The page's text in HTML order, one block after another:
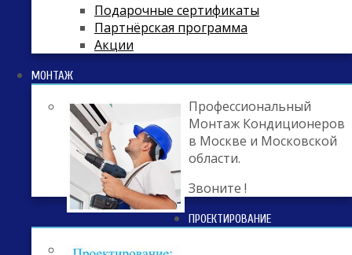
Подарочные сертификаты
Партнёрская программа
Акции
МОНТАЖ
Профессиональный
Монтаж Кондиционеров
в Москве и Московской
области.
Звоните !
ПРОЕКТИРОВАНИЕ